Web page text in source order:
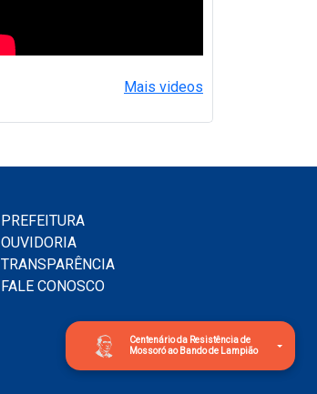
Centenário da Resistência de
Mossoró ao Bando de Lampião
Mais videos
PREFEITURA
OUVIDORIA
TRANSPARÊNCIA
FALE CONOSCO